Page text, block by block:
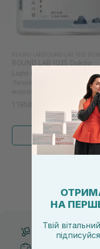
Легкий зволожувальний крем
Безкоштовна
НА
Твій
підписуйся